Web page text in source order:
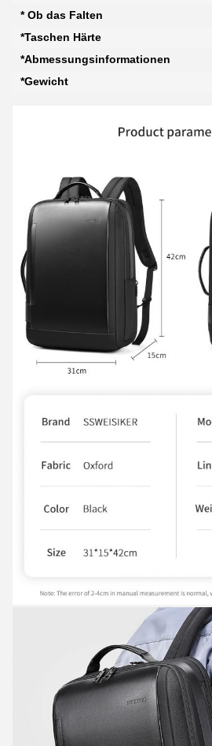
* Ob das Falten
*Taschen Härte
*Abmessungsinformationen
*Gewicht